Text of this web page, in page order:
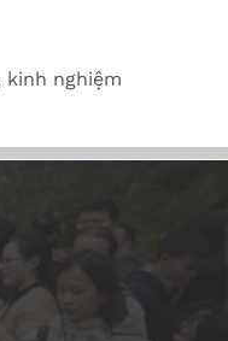
kinh nghiệm